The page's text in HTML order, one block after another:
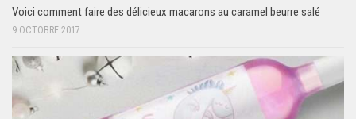
Voici comment faire des délicieux macarons au caramel beurre salé
9 OCTOBRE 2017